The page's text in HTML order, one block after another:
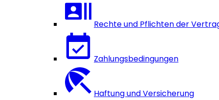
Rechte und Pflichten der
Zahlungsbedingungen
Haftung und Versicherung